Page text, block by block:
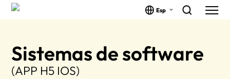
Esp
Sistemas de software
(APP H5 IOS)